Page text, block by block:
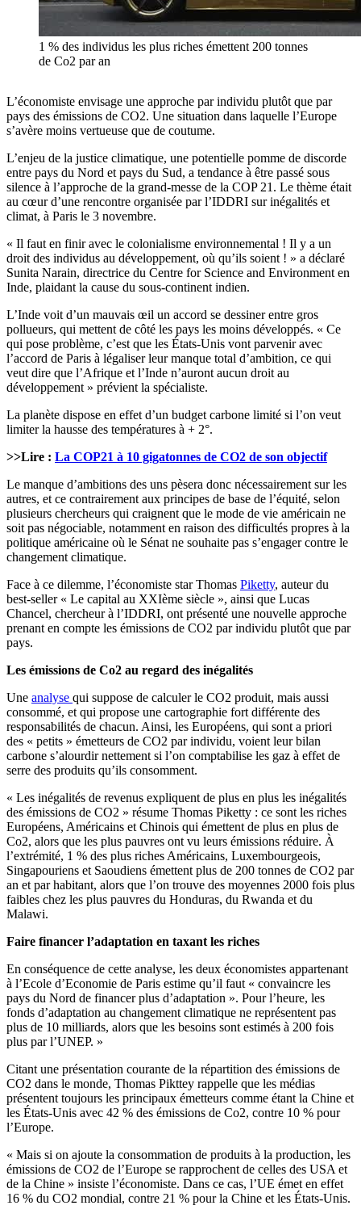
1 % des individus les plus riches émettent 200 tonnes
de Co2 par an
L’économiste envisage une approche par individu plutôt que par
pays des émissions de CO2. Une situation dans laquelle l’Europe
s’avère moins vertueuse que de coutume.
L’enjeu de la justice climatique, une potentielle pomme de discorde
entre pays du Nord et pays du Sud, a tendance à être passé sous
silence à l’approche de la grand-messe de la COP 21. Le thème était
au cœur d’une rencontre organisée par l’IDDRI sur inégalités et
climat, à Paris le 3 novembre.
« Il faut en finir avec le colonialisme environnemental ! Il y a un
droit des individus au développement, où qu’ils soient ! » a déclaré
Sunita Narain, directrice du Centre for Science and Environment en
Inde, plaidant la cause du sous-continent indien.
L’Inde voit d’un mauvais œil un accord se dessiner entre gros
pollueurs, qui mettent de côté les pays les moins développés. « Ce
qui pose problème, c’est que les États-Unis vont parvenir avec
l’accord de Paris à légaliser leur manque total d’ambition, ce qui
veut dire que l’Afrique et l’Inde n’auront aucun droit au
développement » prévient la spécialiste.
La planète dispose en effet d’un budget carbone limité si l’on veut
limiter la hausse des températures à + 2°.
>>Lire : La COP21 à 10 gigatonnes de CO2 de son objectif
Le manque d’ambitions des uns pèsera donc nécessairement sur les
autres, et ce contrairement aux principes de base de l’équité, selon
plusieurs chercheurs qui craignent que le mode de vie américain ne
soit pas négociable, notamment en raison des difficultés propres à la
politique américaine où le Sénat ne souhaite pas s’engager contre le
changement climatique.
Face à ce dilemme, l’économiste star Thomas Piketty, auteur du
best-seller « Le capital au XXIème siècle », ainsi que Lucas
Chancel, chercheur à l’IDDRI, ont présenté une nouvelle approche
prenant en compte les émissions de CO2 par individu plutôt que par
pays.
Les émissions de Co2 au regard des inégalités
Une analyse qui suppose de calculer le CO2 produit, mais aussi
consommé, et qui propose une cartographie fort différente des
responsabilités de chacun. Ainsi, les Européens, qui sont a priori
des « petits » émetteurs de CO2 par individu, voient leur bilan
carbone s’alourdir nettement si l’on comptabilise les gaz à effet de
serre des produits qu’ils consomment.
« Les inégalités de revenus expliquent de plus en plus les inégalités
des émissions de CO2 » résume Thomas Piketty : ce sont les riches
Européens, Américains et Chinois qui émettent de plus en plus de
Co2, alors que les plus pauvres ont vu leurs émissions réduire. À
l’extrémité, 1 % des plus riches Américains, Luxembourgeois,
Singapouriens et Saoudiens émettent plus de 200 tonnes de CO2 par
an et par habitant, alors que l’on trouve des moyennes 2000 fois plus
faibles chez les plus pauvres du Honduras, du Rwanda et du
Malawi.
Faire financer l’adaptation en taxant les riches
En conséquence de cette analyse, les deux économistes appartenant
à l’Ecole d’Economie de Paris estime qu’il faut « convaincre les
pays du Nord de financer plus d’adaptation ». Pour l’heure, les
fonds d’adaptation au changement climatique ne représentent pas
plus de 10 milliards, alors que les besoins sont estimés à 200 fois
plus par l’UNEP. »
Citant une présentation courante de la répartition des émissions de
CO2 dans le monde, Thomas Pikttey rappelle que les médias
présentent toujours les principaux émetteurs comme étant la Chine et
les États-Unis avec 42 % des émissions de Co2, contre 10 % pour
l’Europe.
« Mais si on ajoute la consommation de produits à la production, les
émissions de CO2 de l’Europe se rapprochent de celles des USA et
de la Chine » insiste l’économiste. Dans ce cas, l’UE émet en effet
16 % du CO2 mondial, contre 21 % pour la Chine et les États-Unis.